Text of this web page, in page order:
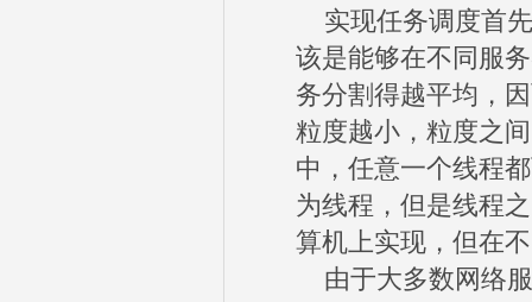
实现任务调度首
该是能够在不同服
务分割得越平均，
粒度越小，粒度之
中，任意一个线程
为线程，但是线程
算机上实现，但在
由于大多数网络